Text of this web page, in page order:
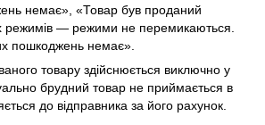
немає», «Товар був проданий
режимів — режими не перемикаються.
пошкоджень немає».
товару здійснюється виключно у
брудний товар не приймається в
до відправника за його рахунок.